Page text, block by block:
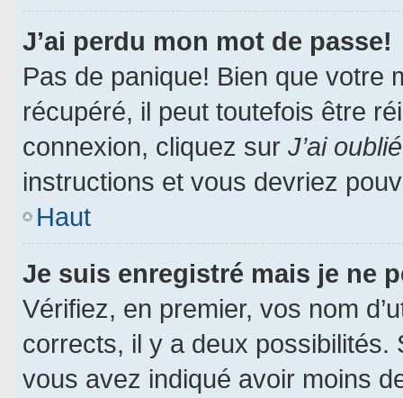
J’ai perdu mon mot de passe!
Pas de panique! Bien que votre
récupéré, il peut toutefois être
connexion, cliquez sur J’ai
instructions et vous devriez
Haut
Je suis enregistré mais je ne
Vérifiez, en premier, vos nom
corrects, il y a deux possibilités.
vous avez indiqué avoir moins